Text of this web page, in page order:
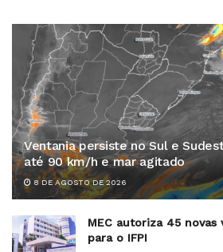
Ventania persiste no Sul e
até 90 km/h e mar agitado
8 DE AGOSTO DE 2026
MEC autoriza 45 novas
para o IFPI